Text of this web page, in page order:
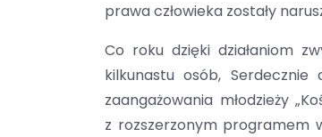
prawa człowieka zostały
Co roku dzięki działaniom
kilkunastu osób,
zaangażowania młodzieży
z rozszerzonym programem